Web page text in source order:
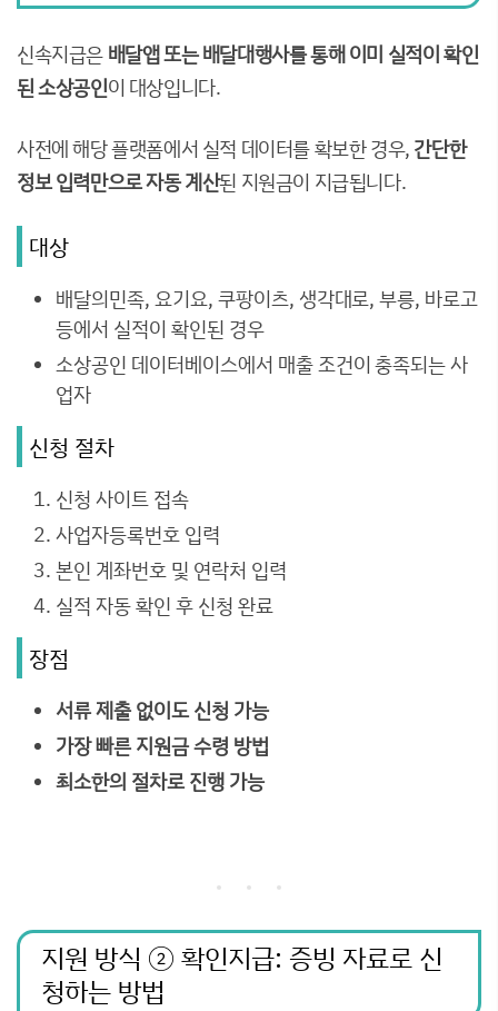
신속지급은 배달앱 또는 배달대행사를 통해 이미 실적이 확인
된 소상공인이 대상입니다.
사전에 해당 플랫폼에서 실적 데이터를 확보한 경우, 간단한
정보 입력만으로 자동 계산된 지원금이 지급됩니다.
대상
배달의민족, 요기요, 쿠팡이츠, 생각대로, 부릉, 바로고
등에서 실적이 확인된 경우
소상공인 데이터베이스에서 매출 조건이 충족되는 사
업자
신청 절차
신청 사이트 접속
사업자등록번호 입력
본인 계좌번호 및 연락처 입력
실적 자동 확인 후 신청 완료
장점
서류 제출 없이도 신청 가능
가장 빠른 지원금 수령 방법
최소한의 절차로 진행 가능
지원 방식 ② 확인지급: 증빙 자료로 신
청하는 방법